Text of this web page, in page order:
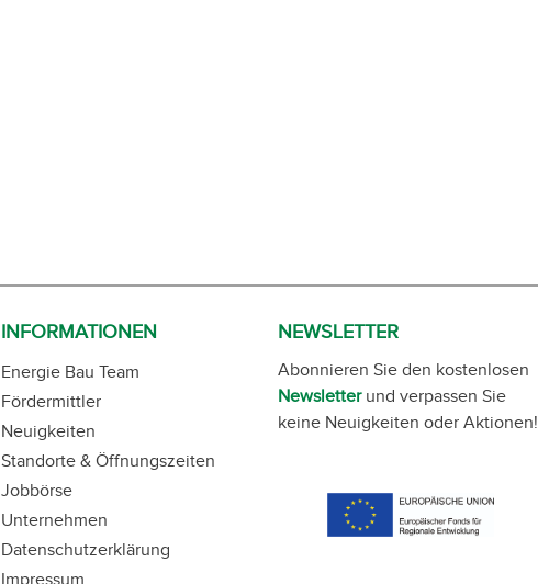
INFORMATIONEN
Energie Bau Team
Fördermittler
Neuigkeiten
Standorte & Öffnungszeiten
Jobbörse
Unternehmen
Datenschutzerklärung
Impressum
NEWSLETTER
Abonnieren Sie den kostenlosen
Newsletterund verpassen Sie
keine Neuigkeiten oder Aktionen!